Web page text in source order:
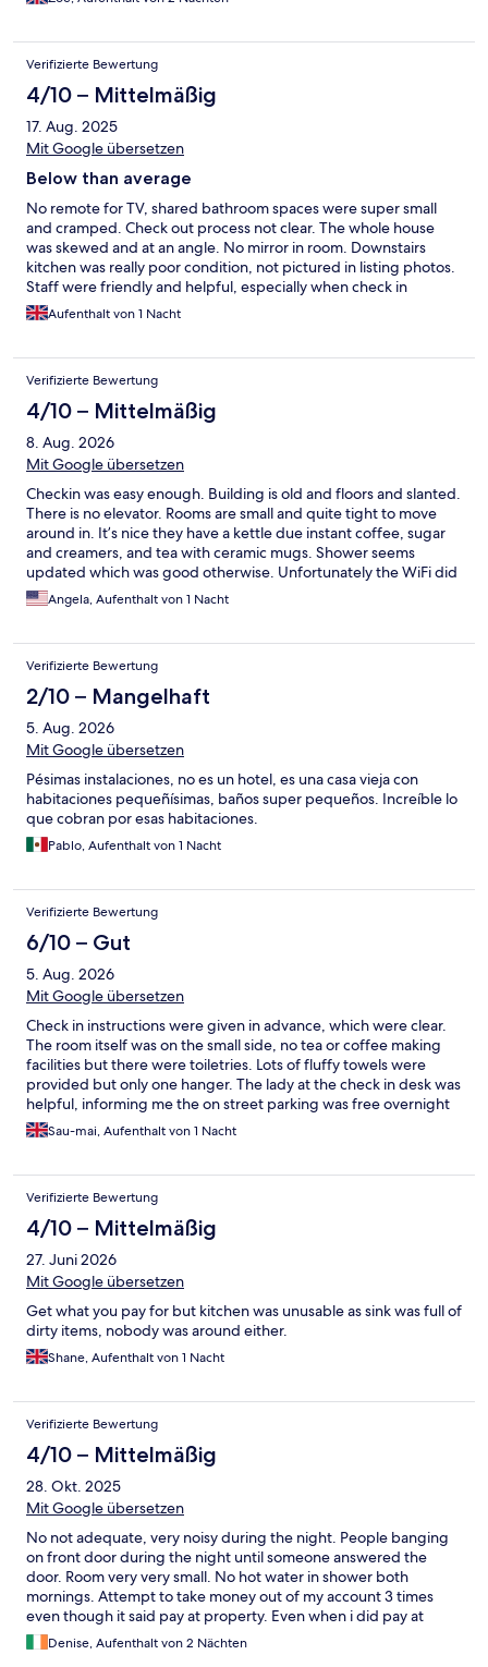
Verifizierte Bewertung
4/10 – Mittelmäßig
17. Aug. 2025
Mit Google übersetzen
Below than average
No remote for TV, shared bathroom spaces were super small
and cramped. Check out process not clear. The whole house
was skewed and at an angle. No mirror in room. Downstairs
kitchen was really poor condition, not pictured in listing photos.
Staff were friendly and helpful, especially when check in
process wasn’t too clear. Location was central, but it made the
rooms very loud when the windows were open. No fans or air
Aufenthalt von 1 Nacht
Verifizierte Bewertung
4/10 – Mittelmäßig
8. Aug. 2026
Mit Google übersetzen
Checkin was easy enough. Building is old and floors and slanted.
There is no elevator. Rooms are small and quite tight to move
around in. It’s nice they have a kettle due instant coffee, sugar
and creamers, and tea with ceramic mugs. Shower seems
updated which was good otherwise. Unfortunately the WiFi did
not work at all even though they tried fixing it. Saw the network
but no internet was available. Which was a big problem since
at a place to do research and such and a key factor when
booking a stay. It was also stuffy in the unit. When leaving the
window open, it was even louder with the outside traffic noises.
You’re right at the main road. Unfortunately we did not know
this.
Angela, Aufenthalt von 1 Nacht
Verifizierte Bewertung
2/10 – Mangelhaft
5. Aug. 2026
Mit Google übersetzen
Pésimas instalaciones, no es un hotel, es una casa vieja con
habitaciones pequeñísimas, baños super pequeños. Increíble lo
que cobran por esas habitaciones.
Pablo, Aufenthalt von 1 Nacht
Verifizierte Bewertung
6/10 – Gut
5. Aug. 2026
Mit Google übersetzen
Check in instructions were given in advance, which were clear.
The room itself was on the small side, no tea or coffee making
facilities but there were toiletries. Lots of fluffy towels were
provided but only one hanger. The lady at the check in desk was
helpful, informing me the on street parking was free overnight
til 10:30am. Shame about the fire alarm which woke everyone
up at 11:30pm, due to a shower with no fan on.
Sau-mai, Aufenthalt von 1 Nacht
Verifizierte Bewertung
4/10 – Mittelmäßig
27. Juni 2026
Mit Google übersetzen
Get what you pay for but kitchen was unusable as sink was full of
dirty items, nobody was around either.
Shane, Aufenthalt von 1 Nacht
Verifizierte Bewertung
4/10 – Mittelmäßig
28. Okt. 2025
Mit Google übersetzen
No not adequate, very noisy during the night. People banging
on front door during the night until someone answered the
door. Room very very small. No hot water in shower both
mornings. Attempt to take money out of my account 3 times
even though it said pay at property. Even when i did pay at
property as it said on expedia , 2 further attempts were make to
take money again?????? Very unsatisfactory.
Denise, Aufenthalt von 2 Nächten